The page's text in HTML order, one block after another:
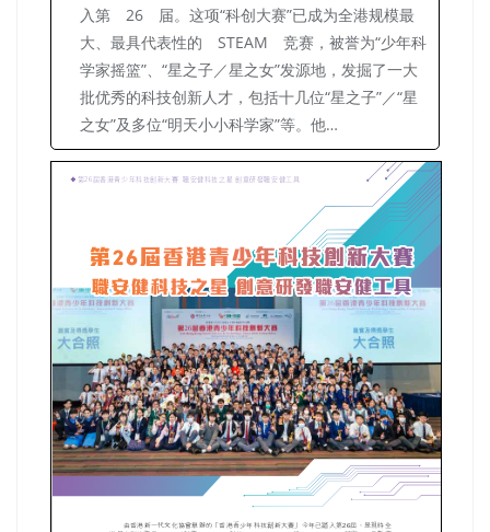
入第 26 届。这项“科创大赛”已成为全港规模最
大、最具代表性的 STEAM 竞赛，被誉为“少年科
学家摇篮”、“星之子／星之女”发源地，发掘了一大
批优秀的科技创新人才，包括十几位“星之子”／“星
之女”及多位“明天小小科学家”等。他…